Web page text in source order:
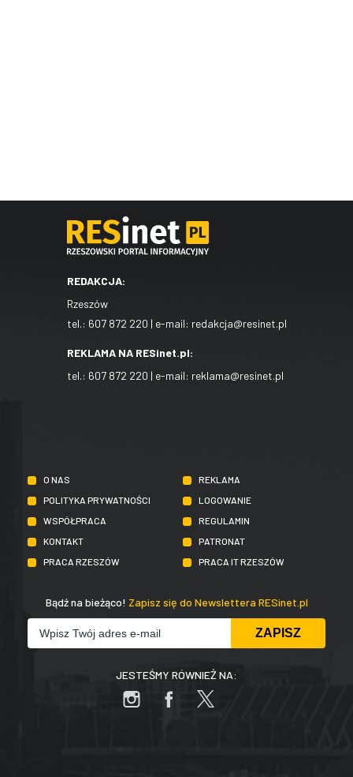
REDAKCJA:
Rzeszów
tel.: 607 872 220 | e-mail: redakcja@resinet.pl
REKLAMA NA RESinet.pl:
tel.: 607 872 220 | e-mail: reklama@resinet.pl
O NAS
REKLAMA
POLITYKA PRYWATNOŚCI
LOGOWANIE
WSPÓŁPRACA
REGULAMIN
KONTAKT
PATRONAT
PRACA RZESZÓW
PRACA IT RZESZÓW
Bądź na bieżąco! Zapisz się do Newslettera RESinet.pl
JESTEŚMY RÓWNIEŻ NA: